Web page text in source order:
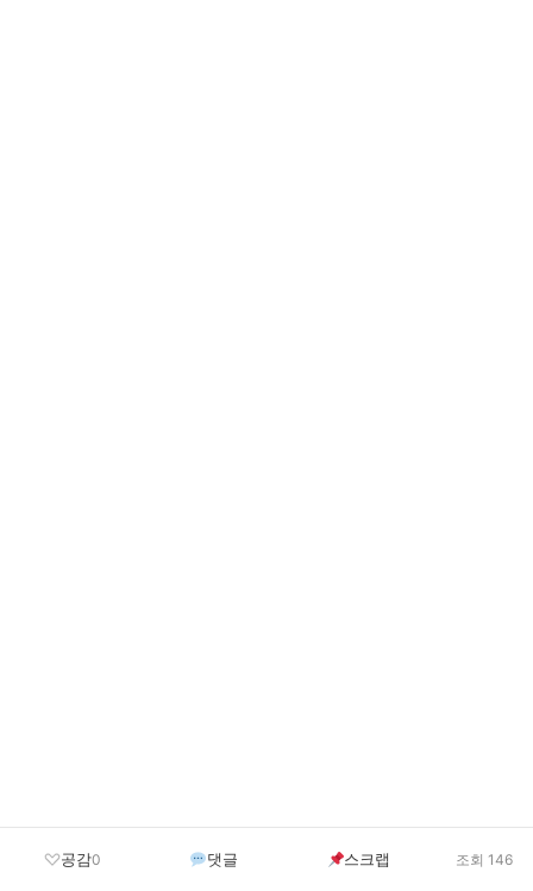
Categories
공감0 댓글 스크랩 조회 146